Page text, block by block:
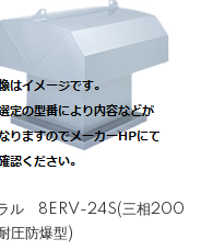
ル 8ERV-24S(三相200
圧防爆型)